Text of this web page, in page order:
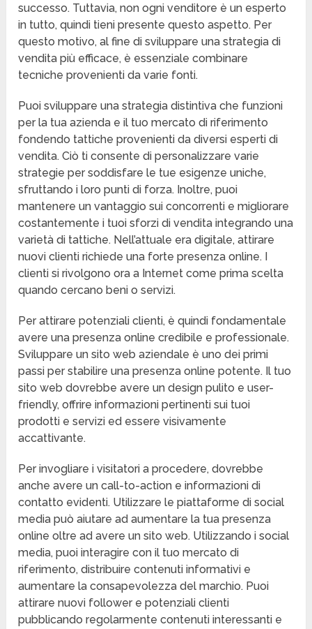
successo. Tuttavia, non ogni venditore è un esperto
in tutto, quindi tieni presente questo aspetto. Per
questo motivo, al fine di sviluppare una strategia di
vendita più efficace, è essenziale combinare
tecniche provenienti da varie fonti.
Puoi sviluppare una strategia distintiva che funzioni
per la tua azienda e il tuo mercato di riferimento
fondendo tattiche provenienti da diversi esperti di
vendita. Ciò ti consente di personalizzare varie
strategie per soddisfare le tue esigenze uniche,
sfruttando i loro punti di forza. Inoltre, puoi
mantenere un vantaggio sui concorrenti e migliorare
costantemente i tuoi sforzi di vendita integrando una
varietà di tattiche. Nell’attuale era digitale, attirare
nuovi clienti richiede una forte presenza online. I
clienti si rivolgono ora a Internet come prima scelta
quando cercano beni o servizi.
Per attirare potenziali clienti, è quindi fondamentale
avere una presenza online credibile e professionale.
Sviluppare un sito web aziendale è uno dei primi
passi per stabilire una presenza online potente. Il tuo
sito web dovrebbe avere un design pulito e user-
friendly, offrire informazioni pertinenti sui tuoi
prodotti e servizi ed essere visivamente
accattivante.
Per invogliare i visitatori a procedere, dovrebbe
anche avere un call-to-action e informazioni di
contatto evidenti. Utilizzare le piattaforme di social
media può aiutare ad aumentare la tua presenza
online oltre ad avere un sito web. Utilizzando i social
media, puoi interagire con il tuo mercato di
riferimento, distribuire contenuti informativi e
aumentare la consapevolezza del marchio. Puoi
attirare nuovi follower e potenziali clienti
pubblicando regolarmente contenuti interessanti e